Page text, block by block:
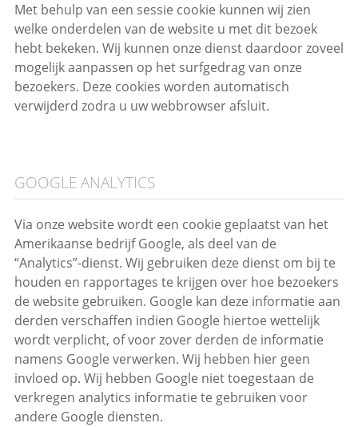
Met behulp van een sessie cookie kunnen wij zien
welke onderdelen van de website u met dit bezoek
hebt bekeken. Wij kunnen onze dienst daardoor zoveel
mogelijk aanpassen op het surfgedrag van onze
bezoekers. Deze cookies worden automatisch
verwijderd zodra u uw webbrowser afsluit.
GOOGLE ANALYTICS
Via onze website wordt een cookie geplaatst van het
Amerikaanse bedrijf Google, als deel van de
“Analytics”-dienst. Wij gebruiken deze dienst om bij te
houden en rapportages te krijgen over hoe bezoekers
de website gebruiken. Google kan deze informatie aan
derden verschaffen indien Google hiertoe wettelijk
wordt verplicht, of voor zover derden de informatie
namens Google verwerken. Wij hebben hier geen
invloed op. Wij hebben Google niet toegestaan de
verkregen analytics informatie te gebruiken voor
andere Google diensten.